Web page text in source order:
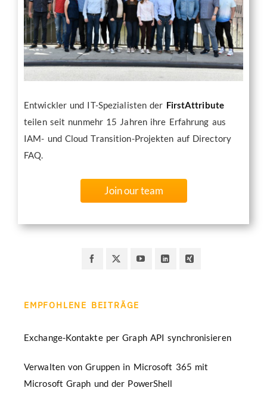
Entwickler und IT-Spezialisten der FirstAttribute
teilen seit nunmehr 15 Jahren ihre Erfahrung aus
IAM- und Cloud Transition-Projekten auf Directory
FAQ.
Join our team
EMPFOHLENE BEITRÄGE
Exchange-Kontakte per Graph API synchronisieren
Verwalten von Gruppen in Microsoft 365 mit
Microsoft Graph und der PowerShell